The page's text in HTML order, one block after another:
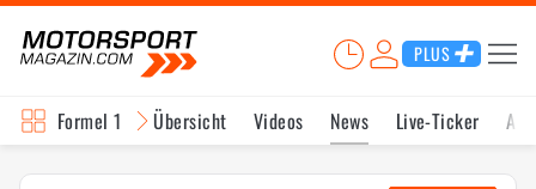
PLUS
Formel 1 Übersicht Videos News Live-Ticker